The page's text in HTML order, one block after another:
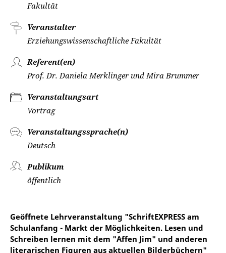
Fakultät
Veranstalter
Erziehungswissenschaftliche Fakultät
Referent(en)
Prof. Dr. Daniela Merklinger und Mira Brummer
Veranstaltungsart
Vortrag
Veranstaltungssprache(n)
Deutsch
Publikum
öffentlich
Geöffnete Lehrveranstaltung "SchriftEXPRESS am
Schulanfang - Markt der Möglichkeiten. Lesen und
Schreiben lernen mit dem "Affen Jim" und anderen
literarischen Figuren aus aktuellen Bilderbüchern"